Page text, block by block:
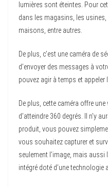
lumières sont éteintes. Pour
dans les magasins, les
maisons, entre autres.
De plus, c’est une caméra de
d’envoyer des messages à
pouvez agir à temps et
De plus, cette caméra offre
d’atteindre 360 degrés. Il n’y
produit, vous pouvez
vous souhaitez capturer et
seulement l’image, mais
intégré doté d’une technologie